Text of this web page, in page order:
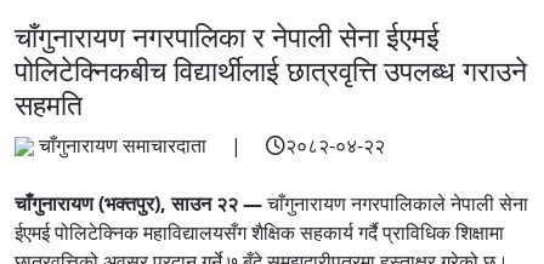
चाँगुनारायण नगरपालिका र नेपाली सेना ईएमई
पोलिटेक्निकबीच विद्यार्थीलाई छात्रवृत्ति उपलब्ध गराउने
सहमति
चाँगुनारायण समाचारदाता | २०८२-०४-२२
चाँगुनारायण (भक्तपुर), साउन २२ —चाँगुनारायण नगरपालिकाले नेपाली सेना
ईएमई पोलिटेक्निक महाविद्यालयसँग शैक्षिक सहकार्य गर्दै प्राविधिक शिक्षामा